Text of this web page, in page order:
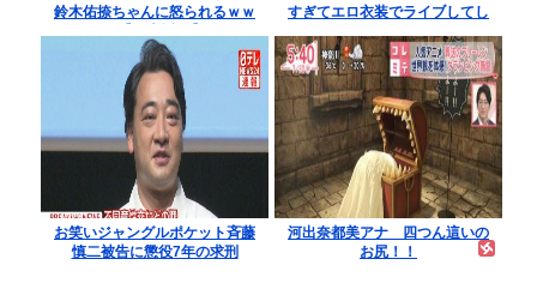
鈴木佑捺ちゃんに怒られるｗｗ
すぎてエロ衣装でライブしてし
お笑いジャングルポケット斉藤
慎二被告に懲役7年の求刑
河出奈都美アナ 四つん這いの
お尻！！